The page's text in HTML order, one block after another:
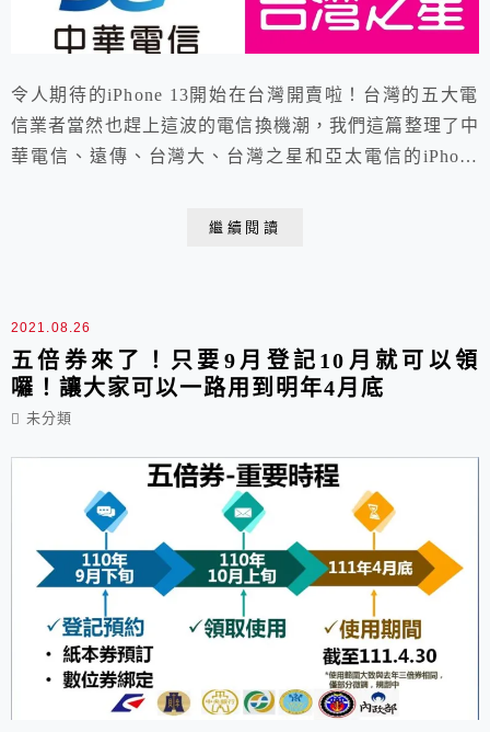
令人期待的iPhone 13開始在台灣開賣啦！台灣的五大電
信業者當然也趕上這波的電信換機潮，我們這篇整理了中
華電信、遠傳、台灣大、台灣之星和亞太電信的iPhone
繼續閱讀
2021.08.26
五倍券來了！只要9月登記10月就可以領
囉！讓大家可以一路用到明年4月底
未分類